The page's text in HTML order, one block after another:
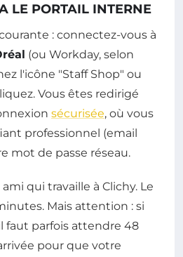
LE PORTAIL INTERNE
: connectez-vous à
(ou Workday, selon
l'icône "Staff Shop" ou
Vous êtes redirigé
sécurisée, où vous
professionnel (email
mot de passe réseau.
qui travaille à Clichy. Le
Mais attention : si
faut parfois attendre 48
pour que votre